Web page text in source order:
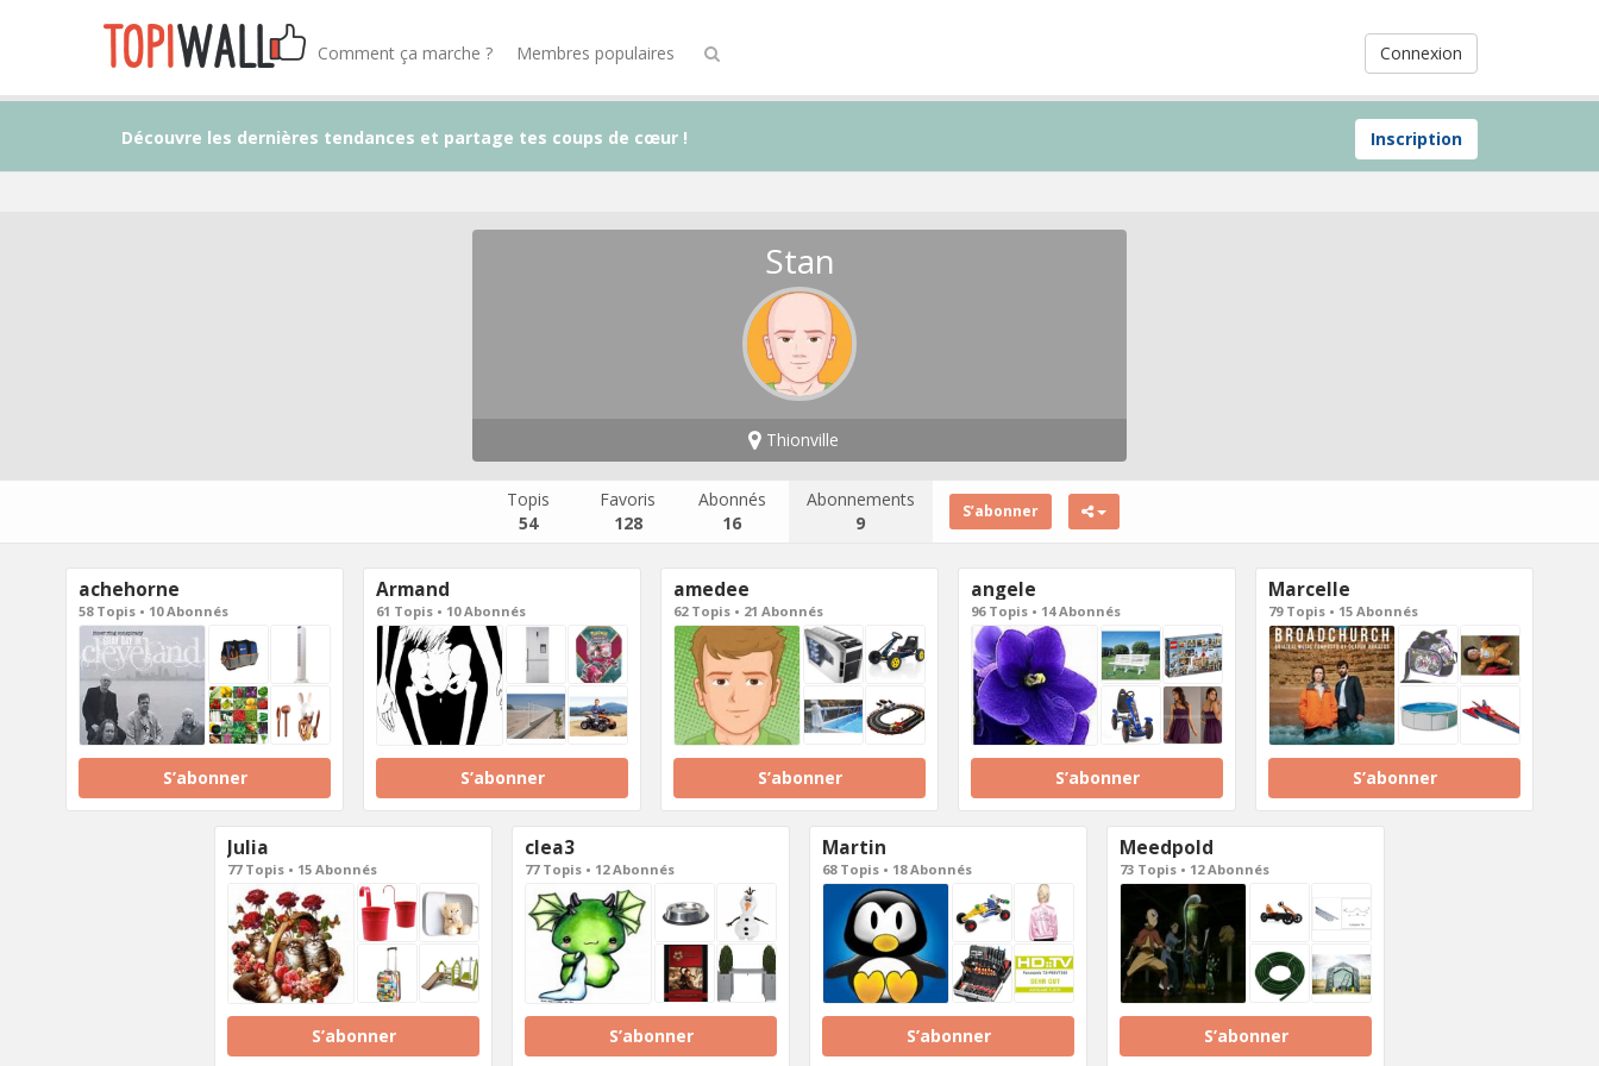
Connexion
Comment ça marche ? Membres populaires
Inscription
Découvre les dernières tendances et partage tes coups de cœur !
Stan
Thionville
Topis
54
Favoris
128
Abonnés
16
Abonnements
9
S’abonner
achehorne
58 Topis • 10 Abonnés
S’abonner
Armand
61 Topis • 10 Abonnés
S’abonner
amedee
62 Topis • 21 Abonnés
S’abonner
angele
96 Topis • 14 Abonnés
S’abonner
Marcelle
79 Topis • 15 Abonnés
S’abonner
Julia
77 Topis • 15 Abonnés
S’abonner
clea3
77 Topis • 12 Abonnés
S’abonner
Martin
68 Topis • 18 Abonnés
S’abonner
Meedpold
73 Topis • 12 Abonnés
S’abonner